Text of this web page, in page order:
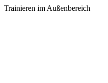
Trainieren im Außenbereich